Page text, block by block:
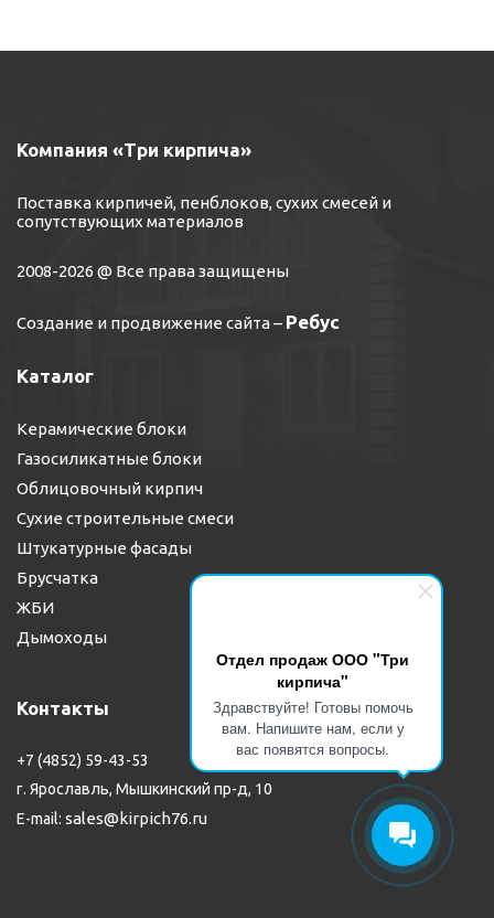
Отдел продаж ООО "Три
кирпича"
Здравствуйте! Готовы помочь
вам. Напишите нам, если у
вас появятся вопросы.
Компания «Три кирпича»
Поставка кирпичей, пенблоков, сухих смесей и
сопутствующих материалов
2008-2026 @ Все права защищены
Создание и продвижение сайта– Ребус
Каталог
Керамические блоки
Газосиликатные блоки
Облицовочный кирпич
Сухие строительные смеси
Штукатурные фасады
Брусчатка
ЖБИ
Дымоходы
Контакты
+7 (4852) 59-43-53
г. Ярославль, Мышкинский пр-д, 10
E-mail: sales@kirpich76.ru